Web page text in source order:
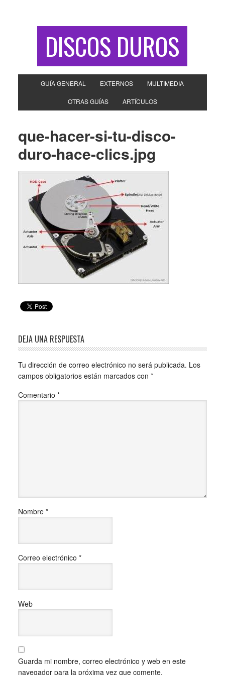
DISCOS DUROS
GUÍA GENERAL EXTERNOS MULTIMEDIA
OTRAS GUÍAS ARTÍCULOS
que-hacer-si-tu-disco-
duro-hace-clics.jpg
DEJA UNA RESPUESTA
Tu dirección de correo electrónico no será publicada. Los
campos obligatorios están marcados con *
Comentario *
Nombre *
Correo electrónico *
Web
Guarda mi nombre, correo electrónico y web en este
navegador para la próxima vez que comente.